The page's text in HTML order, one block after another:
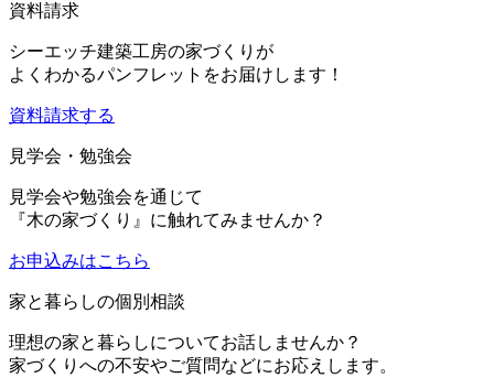
資料請求
シーエッチ建築工房の家づくりが
よくわかるパンフレットをお届けします！
資料請求する
見学会・勉強会
見学会や勉強会を通じて
『木の家づくり』に触れてみませんか？
お申込みはこちら
家と暮らしの個別相談
理想の家と暮らしについてお話しませんか？
家づくりへの不安やご質問などにお応えします。